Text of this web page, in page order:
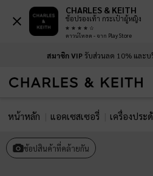
สมาชิก VIPรับส่วนลด 10% และบ
หน้าหลัก แอคเซสเซอรี่ เครื่องปร
ช้อปสินค้าที่คล้ายกัน
CHARLES & KEITH
ช้อปรองเท้า กระเป๋าผู้หญิง
ดาวน์โหลด - จาก Play Store